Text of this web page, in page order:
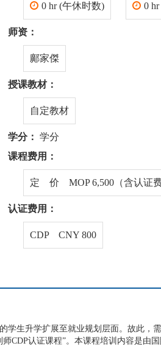
0 hr (午休时数)
0
师资：
鄺家傑
授课教材：
自定教材
学分： 学分
课程费用：
定 价 MOP 6,500（含认证费
认证费用：
CDP CNY 800
生升学扩展至就业规划层面。故此，
CDP认证课程”。本课程培训内容是由